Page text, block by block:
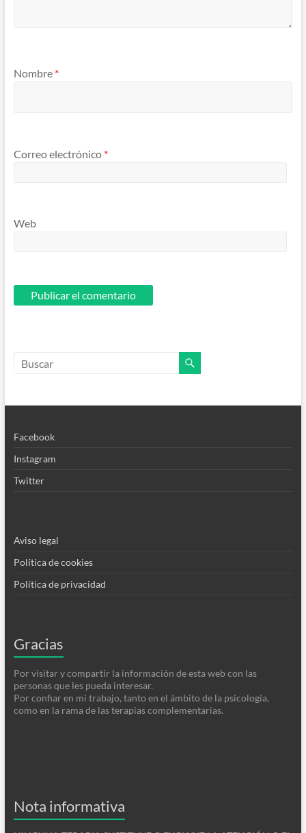
Nombre *
Correo electrónico *
Web
Facebook
Instagram
Twitter
Aviso legal
Política de cookies
Política de privacidad
Gracias
Por visitar y compartir la información de esta web con las
personas que les pueda interesar.
Por confiar en mi trabajo, tanto en el ámbito de la psicología,
como en la rama de las terapias complementarias.
Nota informativa